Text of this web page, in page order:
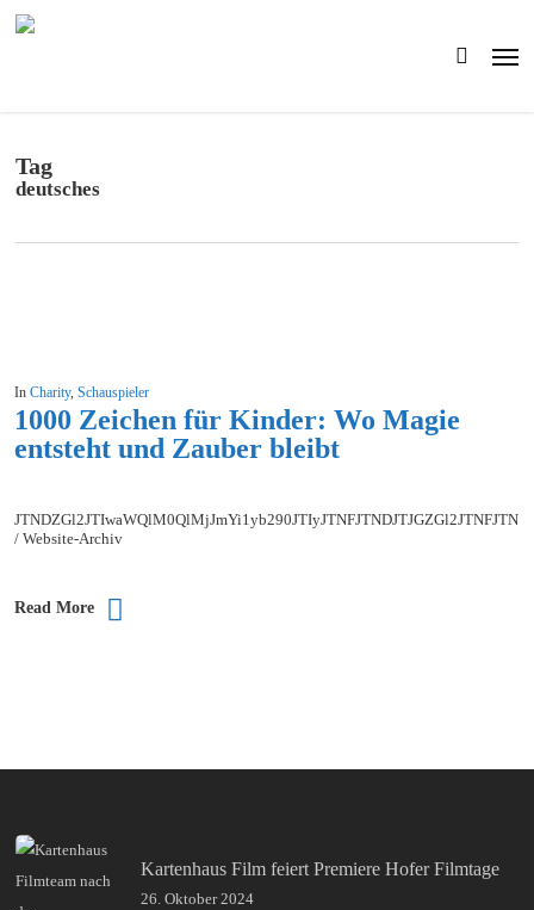
search
Tag
deutsches
InCharity,Schauspieler
1000 Zeichen für Kinder: Wo Magie
entsteht und Zauber bleibt
/ Website-Archiv
Read More
Kartenhaus Film feiert Premiere Hofer Filmtage
26. Oktober 2024